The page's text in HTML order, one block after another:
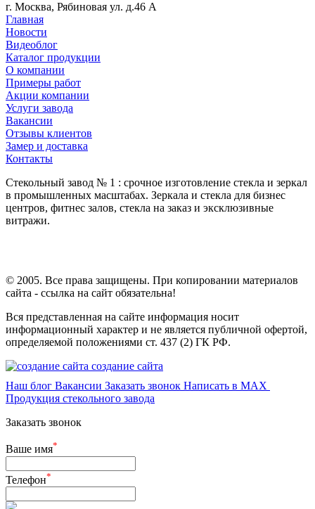
г. Москва, Рябиновая ул. д.46 А
Главная
Новости
Видеоблог
Каталог продукции
О компании
Примеры работ
Акции компании
Услуги завода
Вакансии
Отзывы клиентов
Замер и доставка
Контакты
Стекольный завод № 1 : срочное изготовление стекла и зеркал
в промышленных масштабах. Зеркала и стекла для бизнес
центров, фитнес залов, стекла на заказ и эксклюзивные
витражи.
© 2005. Все права защищены. При копировании материалов
сайта - ссылка на сайт обязательна!
Вся представленная на сайте информация носит
информационный характер и не является публичной офертой,
определяемой положениями ст. 437 (2) ГК РФ.
создание сайта
Наш блог Вакансии Заказать звонок Написать в MAX
Продукция стекольного завода
Заказать звонок
Ваше имя*
Телефон*